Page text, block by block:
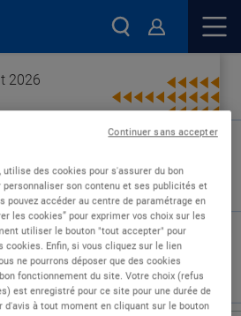
2026
utilise des cookies pour s'assurer du bon
son contenu et ses publicités et
pouvez accéder au centre de paramétrage en
les cookies” pour exprimer vos choix sur les
utiliser le bouton "tout accepter" pour
cookies. Enfin, si vous cliquez sur le lien
ne pourrons déposer que des cookies
fonctionnement du site. Votre choix (refus
est enregistré pour ce site pour une durée de
d'avis à tout moment en cliquant sur le bouton
Continuer sans accepter